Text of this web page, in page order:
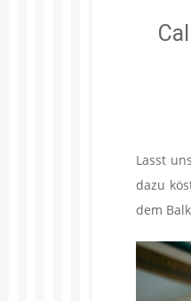
Lasst
dazu
dem